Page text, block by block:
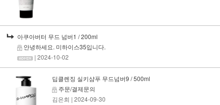
아쿠아버터 무드 넘버1 / 200ml
안녕하세요. 미하이스35입니다.
| 2024-10-02
딥클렌징 실키샴푸 무드넘버9 / 500ml
주문/결제문의
김은희 | 2024-09-30